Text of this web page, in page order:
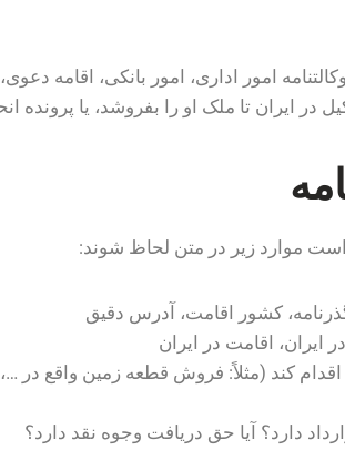
امور اداری، امور بانکی، اقامه
ایران تا ملک او را بفروشد، یا پرونده
است موارد زیر در متن لحاظ شوند:
کشور اقامت، آدرس دقیق
اقامت در ایران
کند (مثلاً: فروش قطعه زمین واقع در …،
دارد؟ آیا حق دریافت وجوه نقد دارد؟